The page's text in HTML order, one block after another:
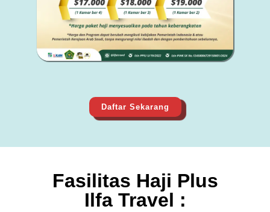
Daftar Sekarang
Fasilitas Haji Plus
Ilfa Travel :